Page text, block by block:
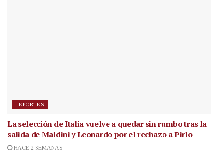
DEPORTES
La selección de Italia vuelve a quedar sin rumbo tras la
salida de Maldini y Leonardo por el rechazo a Pirlo
HACE 2 SEMANAS